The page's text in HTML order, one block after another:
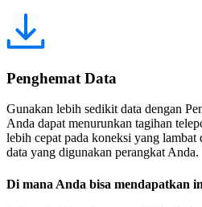
Penghemat Data
Gunakan lebih sedikit data dengan
Anda dapat menurunkan tagihan
lebih cepat pada koneksi yang
data yang digunakan perangkat Anda.
Di mana Anda bisa mendapatkan